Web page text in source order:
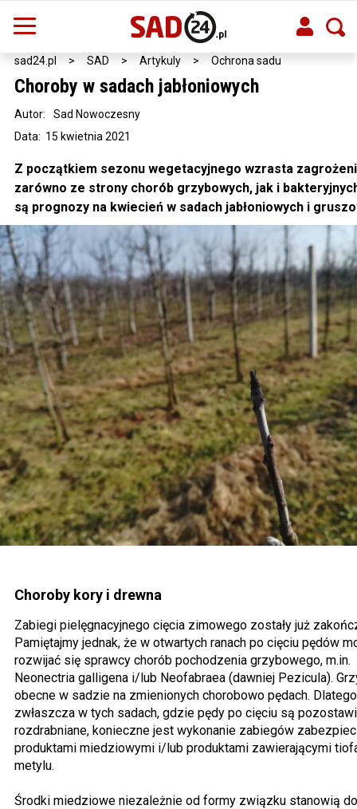
sad24.pl > SAD > Artykuly > Ochrona sadu
Choroby w sadach jabłoniowych
Data: 15 kwietnia 2021
Autor: Sad Nowoczesny
Z początkiem sezonu wegetacyjnego wzrasta
zarówno ze strony chorób grzybowych, jak i
są prognozy na kwiecień w sadach jabłoniowych i
Choroby kory i drewna
Zabiegi pielęgnacyjnego cięcia zimowego zostały już
Pamiętajmy jednak, że w otwartych ranach po cięciu pędów
rozwijać się sprawcy chorób pochodzenia grzybowego, m.in.
Neonectria galligena i/lub Neofabraea (dawniej Pezicula).
obecne w sadzie na zmienionych chorobowo pędach. Dlatego
zwłaszcza w tych sadach, gdzie pędy po cięciu są
rozdrabniane, konieczne jest wykonanie zabiegów
produktami miedziowymi i/lub produktami zawierającymi
metylu.
Środki miedziowe niezależnie od formy związku stanowią